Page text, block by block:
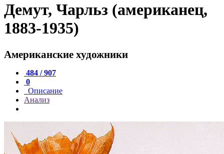
Демут, Чарльз (американец,
1883-1935)
Американские художники
484 / 907
0
Описание
Анализ